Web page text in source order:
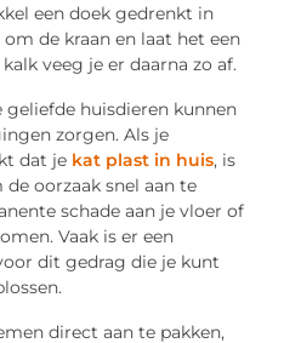
een doek gedrenkt in
de kraan en laat het een
veeg je er daarna zo af.
geliefde huisdieren kunnen
zorgen. Als je
dat je kat plast in huis, is
oorzaak snel aan te
schade aan je vloer of
Vaak is er een
dit gedrag die je kunt
direct aan te pakken,